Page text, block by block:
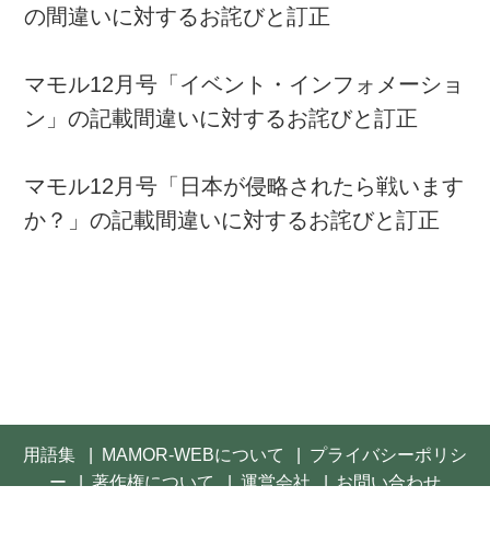
の間違いに対するお詫びと訂正
マモル12月号「イベント・インフォメーショ
ン」の記載間違いに対するお詫びと訂正
マモル12月号「日本が侵略されたら戦います
か？」の記載間違いに対するお詫びと訂正
用語集 MAMOR-WEBについて
プライバシーポリシ
ー
著作権について 運営会社
お問い合わせ